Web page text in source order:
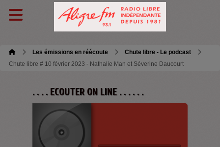
Les émissions en réécoute
Chute libre - Le podcast
Chute libre # 10 février 2023 - Nathalie Man et Séverine Daucourt
. . . . ECOUTER ON LINE . . . . . .